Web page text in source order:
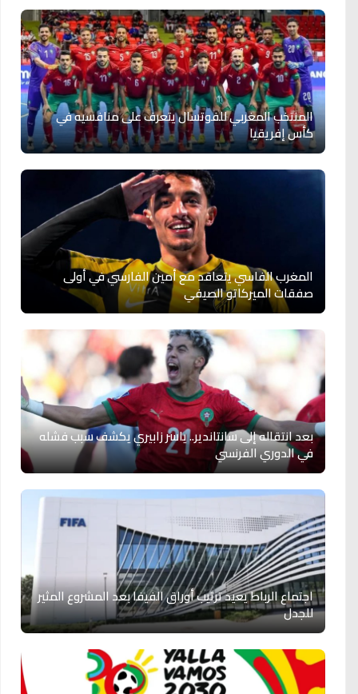
المنتخب المغربي للفوتسال يتعرف على منافسيه في
كأس إفريقيا
المغرب الفاسي يتعاقد مع أمين الفارسي في أولى
صفقات الميركاتو الصيفي
بعد انتقاله إلى سانتاندير.. ياسر زابيري يكشف سبب فشله
في الدوري الفرنسي
اجتماع الرباط يعيد ترتيب أوراق الفيفا بعد المشروع المثير
للجدل